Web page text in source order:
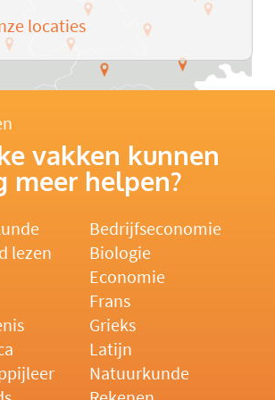
locaties
vakken kunnen
meer helpen?
Bedrijfseconomie
lezen
Biologie
Economie
Frans
Grieks
Latijn
Natuurkunde